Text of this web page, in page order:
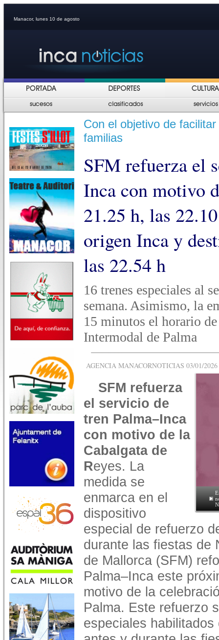
Manacor, lunes 10 de agosto
Con el objetivo de
familias
SFM refuerza el
Inca con motivo
21.25 h, las
origen Inca y
las 22.54 h
16 trenes especiales al
semana. Asimismo, la
15 minutos el horario
Intermodal de Palma
AGENCIA MANACORNOTICIAS 03/01/
SFM refuerza
el servicio de
tren Palma–Inca
con motivo de la
Cabalgata de
Reyes. La
medida se
enmarca en el
dispositivo
especial de refuerzo
durante las fiestas de
de Mallorca (SFM)
Palma–Inca este
motivo de la
Palma. Este refuerzo
especiales